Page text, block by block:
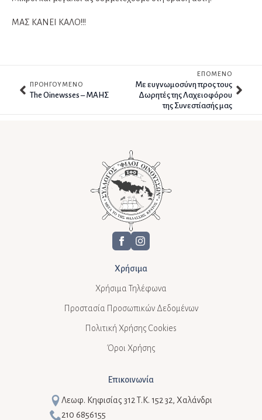
ΜΑΣ ΚΑΝΕΙ ΚΑΛΟ!!!
ΠΡΟΗΓΟΥΜΕΝΟ
The Oinewsses – ΜΑΗΣ
ΕΠΟΜΕΝΟ
Με ευγνωμοσύνη προς τους
Δωρητές της Λαχειοφόρου
της Συνεστίασής μας
Χρήσιμα
Χρήσιμα Τηλέφωνα
Προστασία Προσωπικών Δεδομένων
Πολιτική Χρήσης Cookies
Όροι Χρήσης
Επικοινωνία
Λεωφ. Κηφισίας 312 Τ.Κ. 152 32, Χαλάνδρι
210 6856155